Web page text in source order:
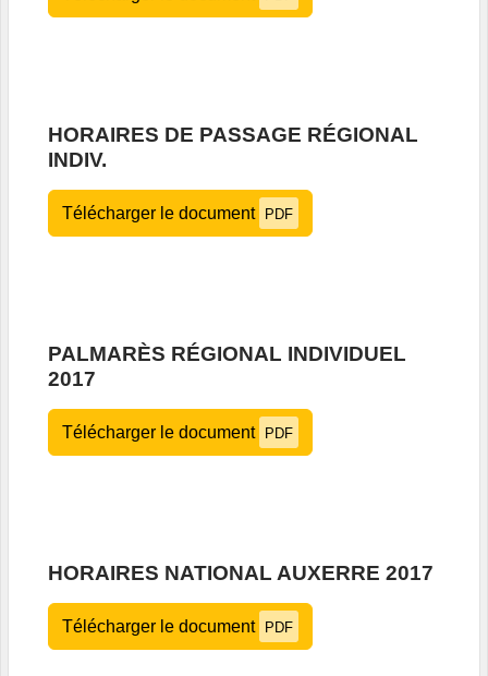
HORAIRES DE PASSAGE RÉGIONAL
INDIV.
Télécharger le document PDF
PALMARÈS RÉGIONAL INDIVIDUEL
2017
Télécharger le document PDF
HORAIRES NATIONAL AUXERRE 2017
Télécharger le document PDF